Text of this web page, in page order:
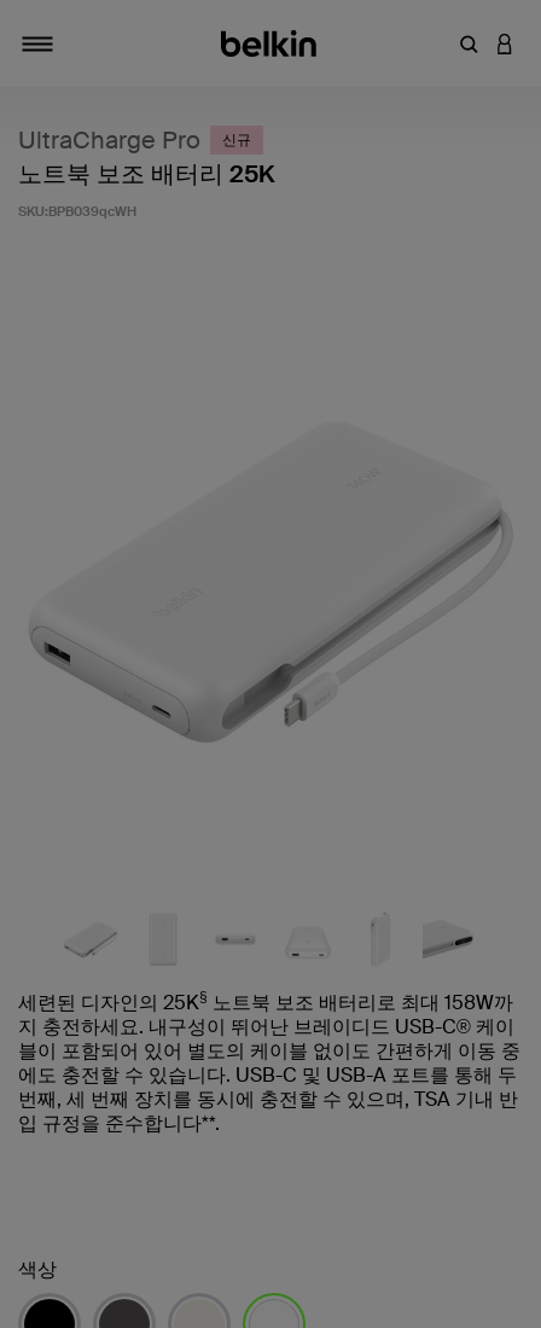
키워드
UltraCharge Pro 신규
노트북 보조 배터리 25K
SKU:BPB039qcWH
세련된 디자인의 25K§ 노트북 보조 배터리로 최대 158W까
지 충전하세요. 내구성이 뛰어난 브레이디드 USB-C® 케이
블이 포함되어 있어 별도의 케이블 없이도 간편하게 이동 중
에도 충전할 수 있습니다. USB-C 및 USB-A 포트를 통해 두
번째, 세 번째 장치를 동시에 충전할 수 있으며, TSA 기내 반
입 규정을 준수합니다**.
색상